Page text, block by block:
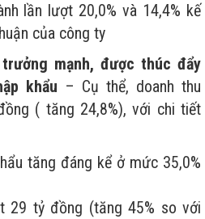
lần lượt 20,0% và 14,4% kế
của công ty
mạnh, được thúc đẩy
khẩu – Cụ thể, doanh thu
( tăng 24,8%), với chi tiết
tăng đáng kể ở mức 35,0%
29 tỷ đồng (tăng 45% so với